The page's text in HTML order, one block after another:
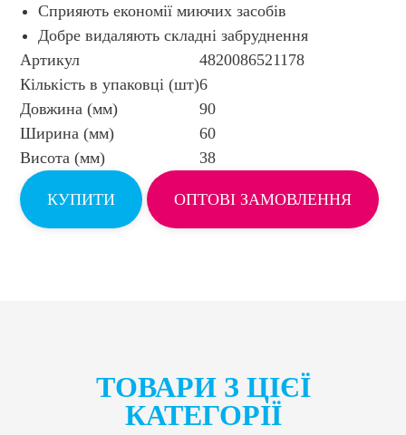
Сприяють економії миючих засобів
Добре видаляють складні забруднення
Артикул
4820086521178
Кількість в упаковці (шт)6
Довжина (мм)
90
Ширина (мм)
60
Висота (мм)
38
КУПИТИ ОПТОВІ ЗАМОВЛЕННЯ
ТОВАРИ З ЦІЄЇ
КАТЕГОРІЇ